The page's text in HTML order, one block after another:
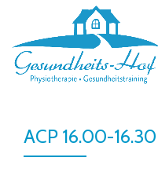
content
ACP 16.00-16.30